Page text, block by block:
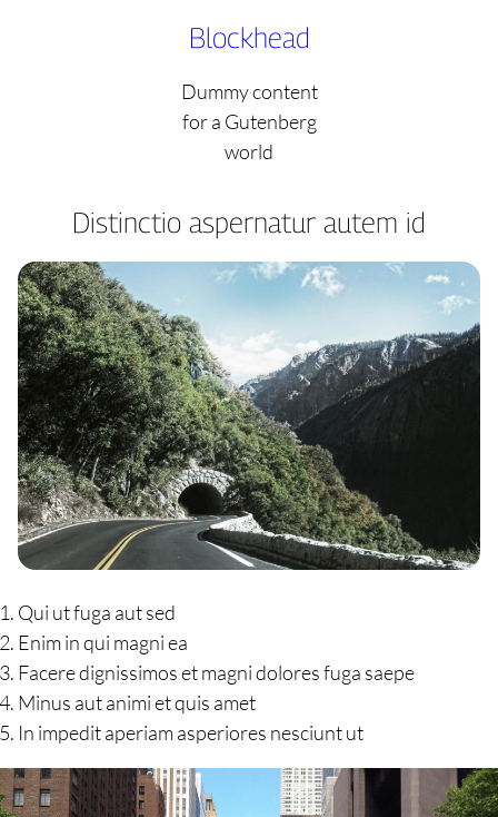
Blockhead
Dummy content
for a Gutenberg
world
Distinctio aspernatur autem id
Qui ut fuga aut sed
Enim in qui magni ea
Facere dignissimos et magni dolores fuga saepe
Minus aut animi et quis amet
In impedit aperiam asperiores nesciunt ut